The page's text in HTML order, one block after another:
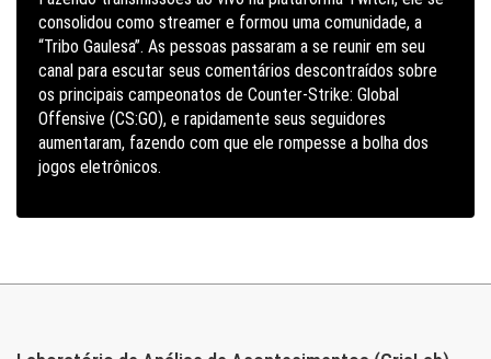
consolidou como streamer e formou uma comunidade, a
“Tribo Gaulesa”. As pessoas passaram a se reunir em seu
canal para escutar seus comentários descontraídos sobre
os principais campeonatos de Counter-Strike: Global
Offensive (CS:GO), e rapidamente seus seguidores
aumentaram, fazendo com que ele rompesse a bolha dos
jogos eletrônicos.